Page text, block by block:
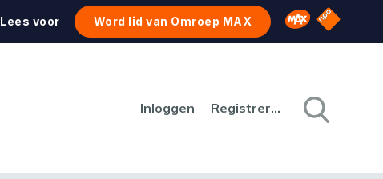
Lees voor Word lid van Omroep MAX Omroep MAX
NPO
Inloggen Registreren